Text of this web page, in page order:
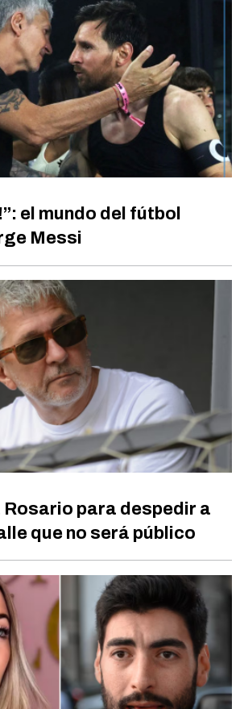
el mundo del fútbol
Messi
para despedir a
que no será público